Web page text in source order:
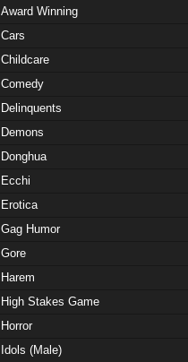
Award Winning
Cars
Childcare
Comedy
Delinquents
Demons
Donghua
Ecchi
Erotica
Gag Humor
Gore
Harem
High Stakes Game
Horror
Idols (Male)